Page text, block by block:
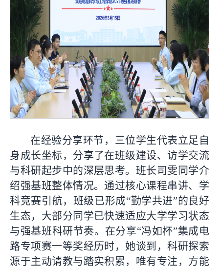
在经验分享环节，三位学生代表立足自
身成长坐标，分享了在班级建设、访学交流
与科研起步中的深层思考。班长司雯同学介
绍强基班整体情况。通过核心课程串讲、学
科竞赛引航，班级已形成“勤学共进”的良好
生态，大部分同学已快速适应大学学习状态
与强基班科研节奏。在分享“冯如杯”集成电
路专项赛一等奖经历时，她谈到，科研探索
源于主动请教与踏实积累，唯有专注，方能